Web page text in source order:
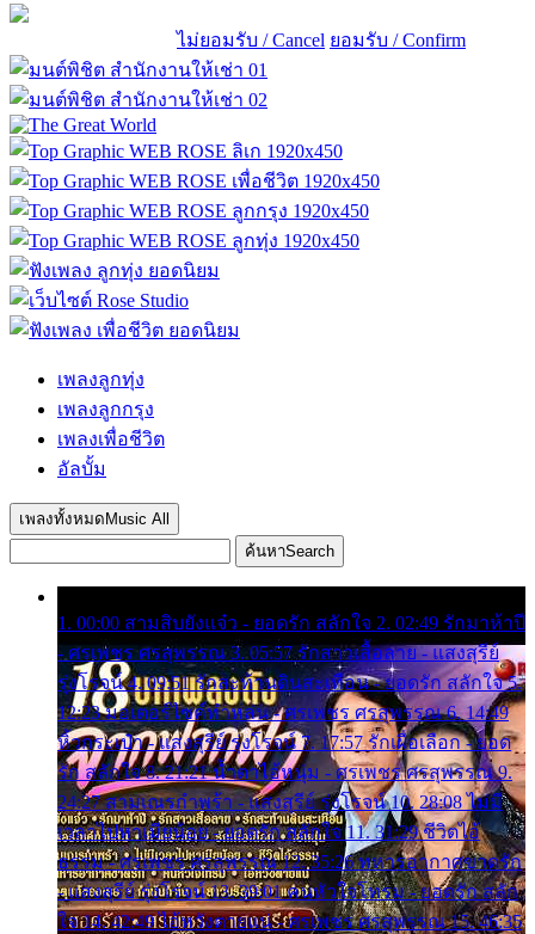
ไม่ยอมรับ / Cancel ยอมรับ / Confirm
เพลงลูกทุ่ง
เพลงลูกกรุง
เพลงเพื่อชีวิต
อัลบั้ม
เพลงทั้งหมด Music All
ค้นหาSearch
1. 00:00 สามสิบยังแจ๋ว - ยอดรัก สลักใจ 2. 02:49 รักมาห้าปี
- ศรเพชร ศรสุพรรณ 3. 05:57 รักสาวเสื้อลาย - แสงสุรีย์
รุ่งโรจน์ 4. 09:51 รักสะท้านดินสะเทือน - ยอดรัก สลักใจ 5.
12:23 มอเตอร์ไซค์ทำหล่น - ศรเพชร ศรสุพรรณ 6. 14:49
หิ้วกระเป๋า - แสงสุรีย์ รุ่งโรจน์ 7. 17:57 รักเผื่อเลือก - ยอด
รัก สลักใจ 8. 21:21 น้ำตาไอ้หนุ่ม - ศรเพชร ศรสุพรรณ 9.
24:27 สามเณรกำพร้า - แสงสุรีย์ รุ่งโรจน์ 10. 28:08 ไม่มี
เวลาไปหาเมียน้อย - ยอดรัก สลักใจ 11. 31:29 ชีวิตไอ้
ธรรม - ศรเพชร ศรสุพรรณ 12. 35:26 ทหารอากาศขาดรัก
- แสงสุรีย์ รุ่งโรจน์ 13. 39:01 คนหัวใจโทรม - ยอดรัก สลัก
ใจ 14. 42:49 ไอ้หวังตายแน่ - ศรเพชร ศรสุพรรณ 15. 46:35